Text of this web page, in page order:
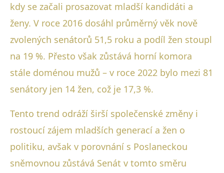
kdy se začali prosazovat mladší kandidáti a
ženy. V roce 2016 dosáhl průměrný věk nově
zvolených senátorů 51,5 roku a podíl žen stoupl
na 19 %. Přesto však zůstává horní komora
stále doménou mužů – v roce 2022 bylo mezi 81
senátory jen 14 žen, což je 17,3 %.
Tento trend odráží širší společenské změny i
rostoucí zájem mladších generací a žen o
politiku, avšak v porovnání s Poslaneckou
sněmovnou zůstává Senát v tomto směru